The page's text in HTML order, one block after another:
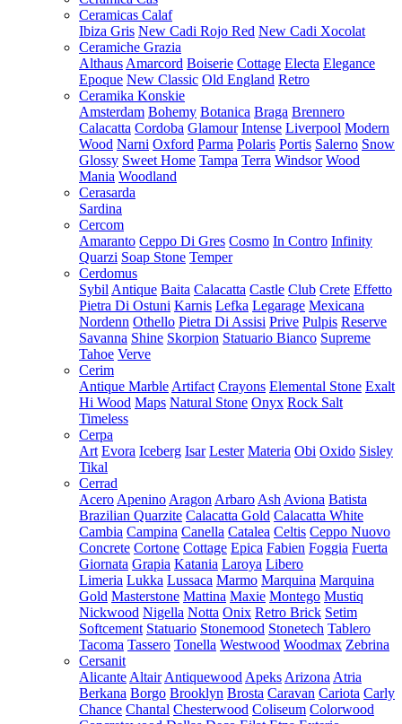
Ceramicas Calaf
Ibiza Gris New Cadi Rojo Red New Cadi Xocolat
Ceramiche Grazia
Althaus Amarcord Boiserie Cottage Electa Elegance
Epoque New Classic Old England Retro
Ceramika Konskie
Amsterdam Bohemy Botanica Braga Brennero
Calacatta Cordoba Glamour Intense Liverpool Modern
Wood Narni Oxford Parma Polaris Portis Salerno Snow
Glossy Sweet Home Tampa Terra Windsor Wood
Mania Woodland
Cerasarda
Sardina
Cercom
Amaranto Ceppo Di Gres Cosmo In Contro Infinity
Quarzi Soap Stone Temper
Cerdomus
Sybil Antique Baita Calacatta Castle Club Crete Effetto
Pietra Di Ostuni Karnis Lefka Legarage Mexicana
Nordenn Othello Pietra Di Assisi Prive Pulpis Reserve
Savanna Shine Skorpion Statuario Bianco Supreme
Tahoe Verve
Cerim
Antique Marble Artifact Crayons Elemental Stone Exalt
Hi Wood Maps Natural Stone Onyx Rock Salt
Timeless
Cerpa
Art Evora Iceberg Isar Lester Materia Obi Oxido Sisley
Tikal
Cerrad
Acero Apenino Aragon Arbaro Ash Aviona Batista
Brazilian Quarzite Calacatta Gold Calacatta White
Cambia Campina Canella Catalea Celtis Ceppo Nuovo
Concrete Cortone Cottage Epica Fabien Foggia Fuerta
Giornata Grapia Katania Laroya Libero
Limeria Lukka Lussaca Marmo Marquina Marquina
Gold Masterstone Mattina Maxie Montego Mustiq
Nickwood Nigella Notta Onix Retro Brick Setim
Softcement Statuario Stonemood Stonetech Tablero
Tacoma Tassero Tonella Westwood Woodmax Zebrina
Cersanit
Alicante Altair Antiquewood Apeks Arizona Atria
Berkana Borgo Brooklyn Brosta Caravan Cariota Carly
Chance Chantal Chesterwood Coliseum Colorwood